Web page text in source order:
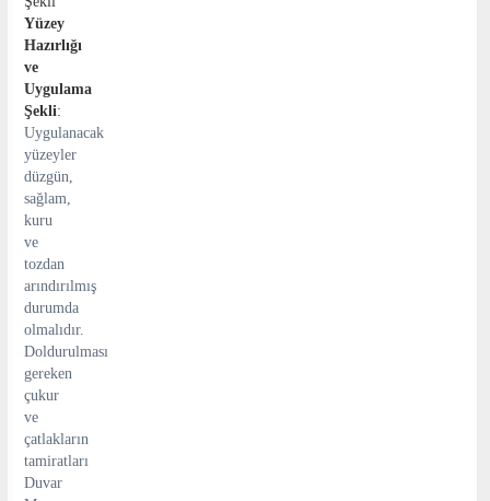
Yüzey
Hazırlığı
ve
Uygulama
Şekli:
Uygulanacak
yüzeyler
düzgün,
sağlam,
kuru
ve
tozdan
arındırılmış
durumda
olmalıdır.
Doldurulması
gereken
çukur
ve
çatlakların
tamiratları
Duvar